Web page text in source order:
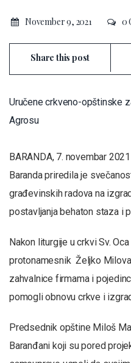
November 9, 2021 0
Share this post
Uručene crkveno-opštinske
Agrosu
BARANDA, 7. novembar
Baranda priredila je
građevinskih radova na
postavljanja behaton staza i
Nakon liturgije u crkvi Sv.
protonamesnik Željko
zahvalnice firmama i
pomogli obnovu crkve i
Predsednik opštine Miloš
Baranđani koji su pored